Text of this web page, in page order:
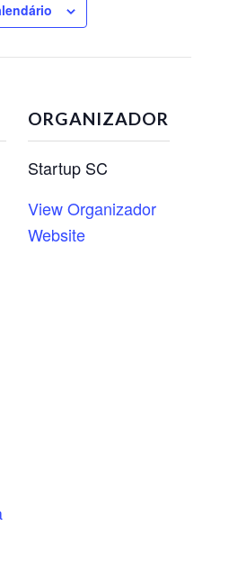
ORGANIZADOR
Startup SC
View Organizador
Website